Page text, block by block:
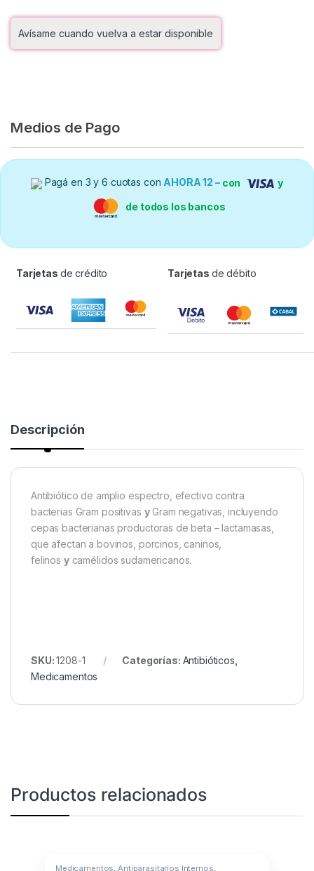
Avísame cuando vuelva a estar disponible
Medios de Pago
Pagá en 3 y 6 cuotas con AHORA 12 – con y
de todos los bancos
Tarjetas de crédito Tarjetas de débito
Descripción
Antibiótico de amplio espectro, efectivo contra
bacterias Gram positivas yGram negativas, incluyendo
cepas bacterianas productoras de beta – lactamasas,
que afectan a bovinos, porcinos, caninos,
felinos ycamélidos sudamericanos.
SKU:1208-1 Categorías: Antibióticos
Medicamentos
Productos relacionados
Medicamentos Antiparasitarios Internos